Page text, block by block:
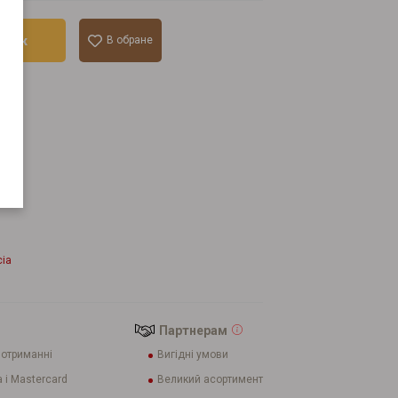
В обране
і Mastercard
Партнерам
Вигідні умови
Великий асортимент